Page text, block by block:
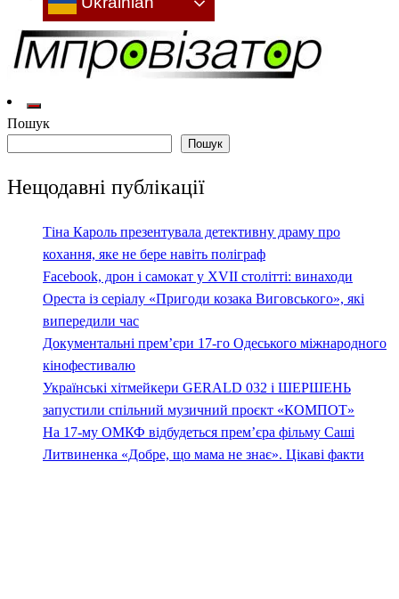
Імпровізатор
Культура: новини, враження, інтерв'ю
Пошук
Пошук
Нещодавні публікації
Тіна Кароль презентувала детективну драму про
кохання, яке не бере навіть поліграф
Facebook, дрон і самокат у XVII столітті: винаходи
Ореста із серіалу «Пригоди козака Виговського», які
випередили час
Документальні прем’єри 17-го Одеського міжнародного
кінофестивалю
Українські хітмейкери GERALD 032 і ШЕРШЕНЬ
запустили спільний музичний проєкт «КОМПОТ»
На 17-му ОМКФ відбудеться прем’єра фільму Саші
Литвиненка «Добре, що мама не знає». Цікаві факти